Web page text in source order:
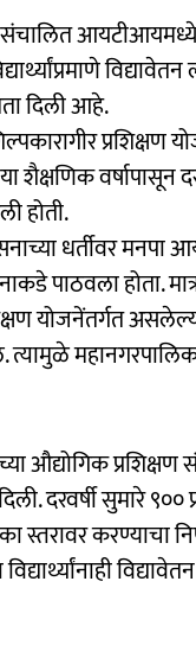
संचालित
दिली आहे.
प्रशिक्षण
या शैक्षणिक
होती.
धर्तीवर मनपा
पाठवला
योजनेंतर्गत
प्रशिक्षण
दरवर्षी सुमारे
स्तरावर